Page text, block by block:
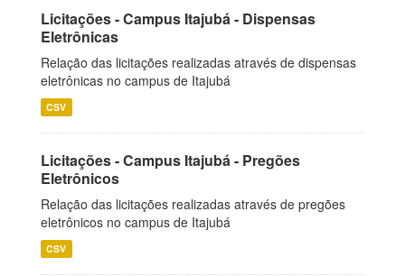
Licitações - Campus Itajubá - Dispensas
Eletrônicas
Relação das licitações realizadas através de dispensas
eletrônicas no campus de Itajubá
CSV
Licitações - Campus Itajubá - Pregões
Eletrônicos
Relação das licitações realizadas através de pregões
eletrônicos no campus de Itajubá
CSV